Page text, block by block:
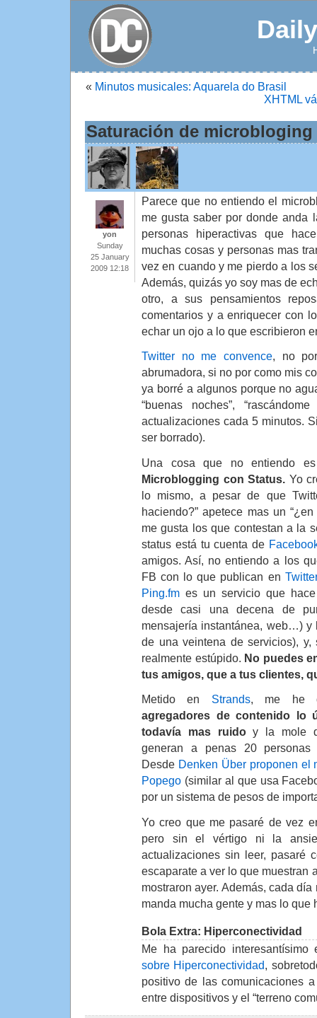
« Minutos musicales: Aquarela do Brasil
XHTML
Saturación de microbloging
yon
Sunday
25 January
2009 12:18
Parece que no entiendo el
me gusta saber por donde anda
personas hiperactivas que
muchas cosas y personas mas
vez en cuando y me pierdo a los
Además, quizás yo soy mas de
otro, a sus pensamientos
comentarios y a enriquecer con
echar un ojo a lo que escribieron
Twitter no me convence, no
abrumadora, si no por como mis
ya borré a algunos porque no
“buenas noches”,
actualizaciones cada 5 minutos.
ser borrado).
Una cosa que no entiendo
Microblogging con Status. Yo
lo mismo, a pesar de que
haciendo?” apetece mas un
me gusta los que contestan a la
status está tu cuenta de
amigos. Así, no entiendo a los
FB con lo que publican en Twitter
Ping.fm es un servicio que
desde casi una decena de
mensajería instantánea, web…) y
de una veintena de servicios), y,
realmente estúpido. No puedes
tus amigos, que a tus clientes,
Metido en Strands, me he
agregadores de contenido lo
todavía mas ruidoy la mole
generan a penas 20 personas
Desde Denken Über proponen el
Popego (similar al que usa
por un sistema de pesos de
Yo creo que me pasaré de vez
pero sin el vértigo ni la
actualizaciones sin leer, pasaré
escaparate a ver lo que muestran
mostraron ayer. Además, cada
manda mucha gente y mas lo que
Bola Extra: Hiperconectividad
Me ha parecido
sobre Hiperconectividad,
positivo de las comunicaciones
entre dispositivos y el “terreno